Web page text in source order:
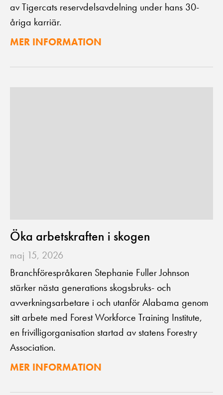
av Tigercats reservdelsavdelning under hans 30-
åriga karriär.
MER INFORMATION
Öka arbetskraften i skogen
maj 15, 2026
Branchförespråkaren Stephanie Fuller Johnson
stärker nästa generations skogsbruks- och
avverkningsarbetare i och utanför Alabama genom
sitt arbete med Forest Workforce Training Institute,
en frivilligorganisation startad av statens Forestry
Association.
MER INFORMATION